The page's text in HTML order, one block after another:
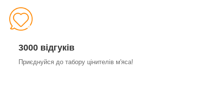
3000 відгуків
Приєднуйся до табору цінителів м'яса!